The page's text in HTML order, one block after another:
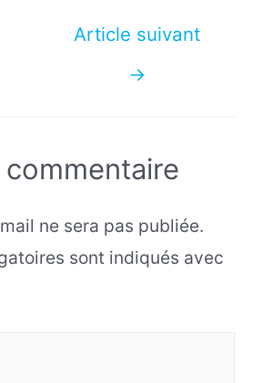
Article suivant
→
ne sera pas publiée.
sont indiqués avec